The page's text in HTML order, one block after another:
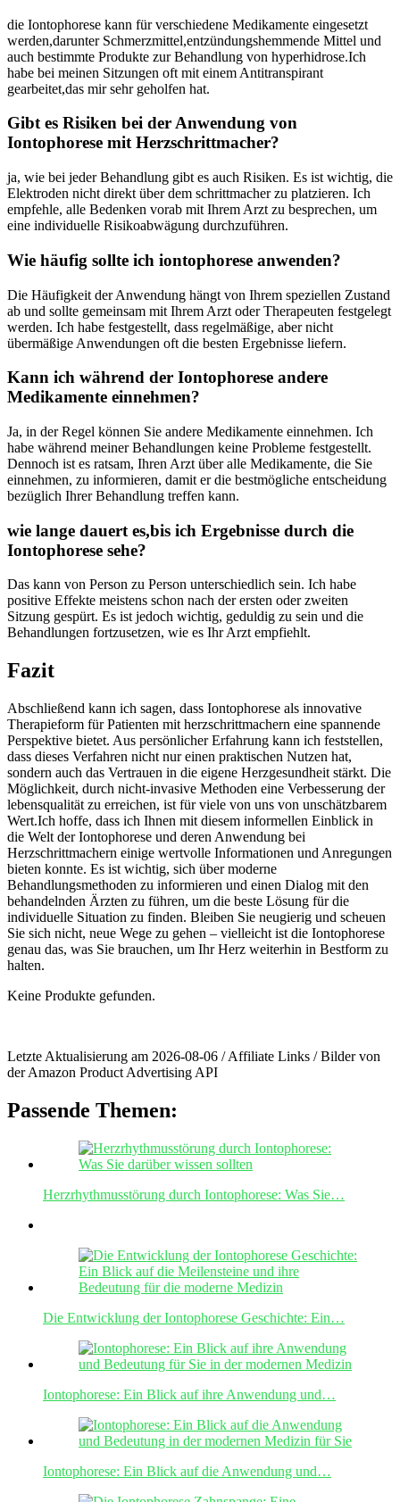
die Iontophorese‍ kann für⁢ verschiedene Medikamente eingesetzt
werden,darunter Schmerzmittel,entzündungshemmende Mittel und
auch bestimmte Produkte zur Behandlung von hyperhidrose.Ich
habe bei meinen Sitzungen‍ oft mit⁤ einem Antitranspirant
gearbeitet,das mir sehr geholfen hat.
Gibt es Risiken bei der Anwendung von
Iontophorese mit Herzschrittmacher?
ja, wie bei jeder Behandlung gibt es auch Risiken. Es ist wichtig, die⁤
Elektroden nicht direkt über dem schrittmacher zu platzieren. Ich⁤
empfehle, alle ⁣Bedenken vorab ⁢mit Ihrem Arzt zu besprechen, um
eine individuelle Risikoabwägung durchzuführen.
Wie häufig sollte ich iontophorese anwenden?
Die Häufigkeit der Anwendung ⁤hängt von‍ Ihrem speziellen Zustand
ab und sollte gemeinsam mit Ihrem Arzt oder Therapeuten festgelegt
werden. Ich habe festgestellt, dass regelmäßige, aber nicht
übermäßige Anwendungen ​oft die besten Ergebnisse liefern.
Kann ich während der Iontophorese andere
Medikamente einnehmen?
Ja, in der Regel können Sie andere Medikamente⁤ einnehmen. Ich
habe während meiner Behandlungen keine Probleme festgestellt.
Dennoch ist es ratsam, Ihren‌ Arzt über alle Medikamente, ⁢die Sie
einnehmen, zu informieren, damit ⁤er die bestmögliche entscheidung
bezüglich​ Ihrer Behandlung treffen kann.
wie lange ⁤dauert es,bis ich Ergebnisse durch die
Iontophorese sehe?
Das ⁣kann von Person zu‍ Person unterschiedlich sein. Ich habe‌
positive Effekte meistens schon nach der ersten ⁣oder zweiten
Sitzung gespürt. Es ist jedoch wichtig, geduldig zu ⁣sein und die
Behandlungen fortzusetzen, ​wie es Ihr Arzt empfiehlt.
Fazit
Abschließend kann ich sagen, dass Iontophorese als innovative
Therapieform für Patienten mit herzschrittmachern eine spannende
Perspektive bietet. Aus persönlicher Erfahrung kann ich feststellen,
dass dieses Verfahren nicht nur einen praktischen Nutzen hat,
sondern auch das Vertrauen in die eigene Herzgesundheit ​stärkt. Die
Möglichkeit,⁢ durch nicht-invasive Methoden eine Verbesserung der
lebensqualität‌ zu erreichen, ist für viele von uns ⁤von unschätzbarem
Wert.Ich hoffe, dass ich Ihnen mit diesem informellen Einblick in⁢
die Welt der Iontophorese und deren⁤ Anwendung bei
Herzschrittmachern ​einige wertvolle Informationen und Anregungen
bieten ​konnte. Es‍ ist wichtig, sich‌ über moderne
Behandlungsmethoden zu informieren und‌ einen Dialog mit den
behandelnden​ Ärzten zu führen, ⁤um die beste Lösung für die
individuelle Situation zu finden. Bleiben Sie neugierig und ⁤scheuen
⁢Sie sich ​nicht, neue Wege⁤ zu gehen – vielleicht ist die Iontophorese
genau das, was Sie ⁤brauchen, um Ihr Herz weiterhin⁤ in Bestform zu
halten.
Keine Produkte gefunden.
Letzte Aktualisierung am 2026-08-06 / Affiliate Links / Bilder von
der Amazon Product Advertising API
Passende Themen:
Herzrhythmusstörung durch Iontophorese: Was Sie…
Die Entwicklung der Iontophorese Geschichte: Ein…
Iontophorese: Ein Blick auf ihre Anwendung und…
Iontophorese: Ein Blick auf die Anwendung und…